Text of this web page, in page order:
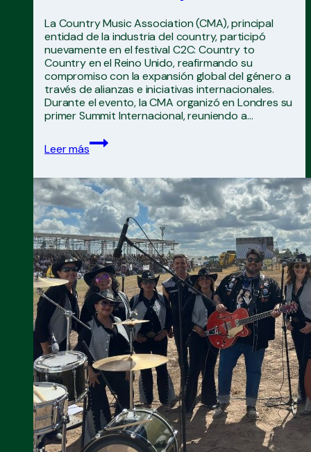
La Country Music Association (CMA), principal
entidad de la industria del country, participó
nuevamente en el festival C2C: Country to
Country en el Reino Unido, reafirmando su
compromiso con la expansión global del género a
través de alianzas e iniciativas internacionales.
Durante el evento, la CMA organizó en Londres su
primer Summit Internacional, reuniendo a…
Leer más
CMA
amplía
colaboración
con
C2C
en
Europa